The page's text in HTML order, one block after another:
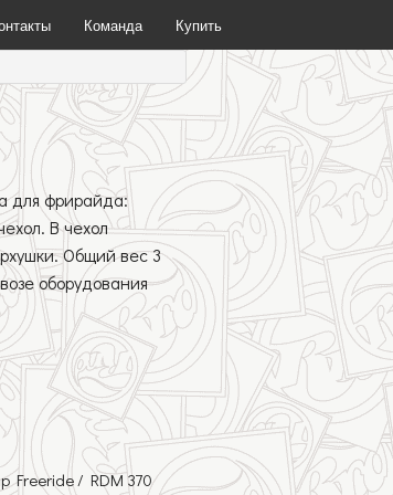
Жесткие САП
САП
Команда Купить
для фрирайда:
В чехол
Общий вес 3
оборудования
Freeride / RDM 370